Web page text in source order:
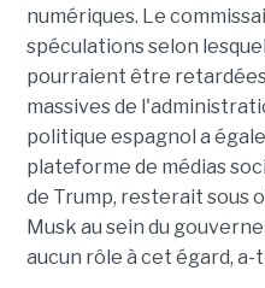
numériques. Le
spéculations selon
pourraient être
massives de
politique espagnol a
plateforme de médias
de Trump, resterait sous
Musk au sein du
aucun rôle à cet égard, a-